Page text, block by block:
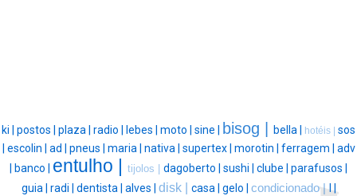
ki | postos | plaza | radio | lebes | moto | sine | bisog | bella | hotéis | sos
escolin | ad | pneus | maria | nativa | supertex | morotin | ferragem | adv
banco | entulho | tijolos | dagoberto | sushi | clube | parafusos |
guia | radi | dentista | alves | disk | casa | gelo | condicionado |l |